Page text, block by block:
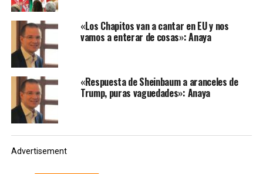
«Los Chapitos van a cantar en EU y nos
vamos a enterar de cosas»: Anaya
«Respuesta de Sheinbaum a aranceles de
Trump, puras vaguedades»: Anaya
Advertisement